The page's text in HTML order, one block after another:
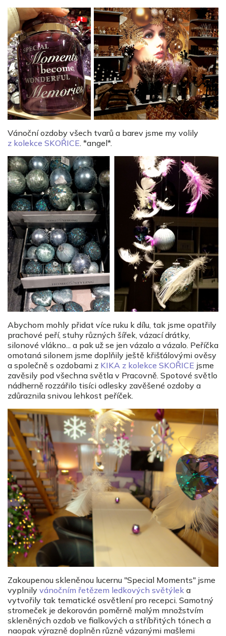
Vánoční ozdoby všech tvarů a barev jsme my volily
z kolekce SKOŘICE. *angel*.
Abychom mohly přidat více ruku k dílu, tak jsme opatřily
prachové peří, stuhy různých šířek, vázací drátky,
silonové vlákno... a pak už se jen vázalo a vázalo. Peříčka
omotaná silonem jsme doplňily ještě křišťálovými ověsy
a společně s ozdobami z KIKA z kolekce SKOŘICE jsme
zavěsily pod všechna světla v Pracovně. Spotové světlo
nádherně rozzářilo tisíci odlesky zavěšené ozdoby a
zdůraznila snivou lehkost peříček.
Zakoupenou skleněnou lucernu "Special Moments" jsme
vyplnily vánočním řetězem ledkových světýlek a
vytvořily tak tematické osvětlení pro recepci. Samotný
stromeček je dekorován poměrně malým množstvím
skleněných ozdob ve fialkových a stříbřitých tónech a
naopak výrazně doplněn různě vázanými mašlemi